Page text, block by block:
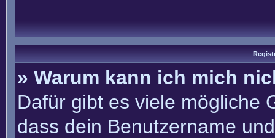
» Warum kann ich mich
Dafür gibt es viele mögliche
dass dein Benutzername